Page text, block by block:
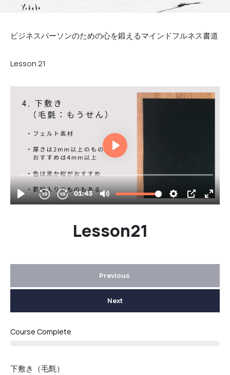
ビジネスパーソンのための心を鍛えるマインドフルネス書道
Lesson21
Lesson21
Previous
Next
Course Complete
下敷き（毛氈）